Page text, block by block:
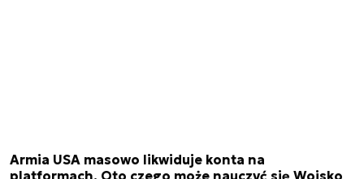
Armia USA masowo likwiduje konta na
platformach. Oto czego może nauczyć się Wojsko